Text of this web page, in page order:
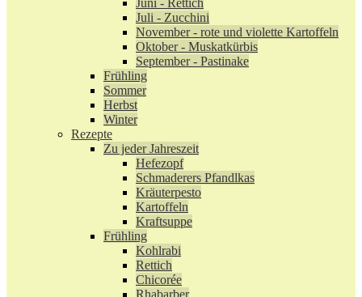
Juni - Rettich
Juli - Zucchini
November - rote und violette Kartoffeln
Oktober - Muskatkürbis
September - Pastinake
Frühling
Sommer
Herbst
Winter
Rezepte
Zu jeder Jahreszeit
Hefezopf
Schmaderers Pfandlkas
Kräuterpesto
Kartoffeln
Kraftsuppe
Frühling
Kohlrabi
Rettich
Chicorée
Rhabarber